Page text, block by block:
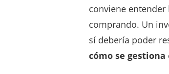
conviene
comprando. Un
sí debería poder
cómo se